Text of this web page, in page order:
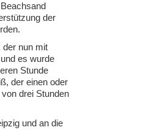
der
der nun mit
es wurde
Stunde
der einen oder
drei Stunden
und an die